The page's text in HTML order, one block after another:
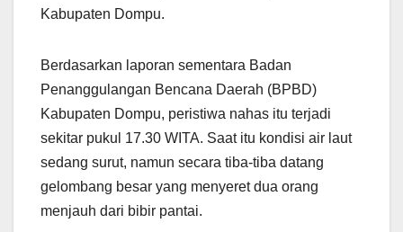
Kabupaten Dompu.
Berdasarkan laporan sementara Badan
Penanggulangan Bencana Daerah (BPBD)
Kabupaten Dompu, peristiwa nahas itu terjadi
sekitar pukul 17.30 WITA. Saat itu kondisi air laut
sedang surut, namun secara tiba-tiba datang
gelombang besar yang menyeret dua orang
menjauh dari bibir pantai.